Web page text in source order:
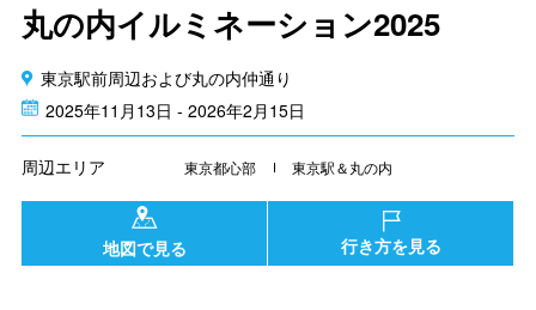
丸の内イルミネーション2025
東京駅前周辺および丸の内仲通り
2025年11月13日 - 2026年2月15日
周辺エリア 東京都心部 東京駅＆丸の内
地図で見る 行き方を見る